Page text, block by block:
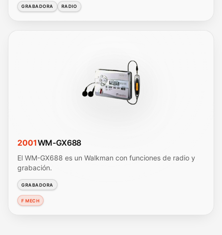
GRABADORA RADIO
2001WM-GX688
El WM-GX688 es un Walkman con funciones de radio y
grabación.
GRABADORA
F MECH